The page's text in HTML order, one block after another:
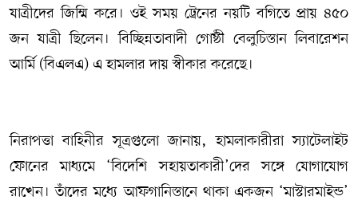
যাত্রীদের জিম্মি করে। ওই সময় ট্রেনের নয়টি বগিতে প্রায় ৪৫০
জন যাত্রী ছিলেন। বিচ্ছিন্নতাবাদী গোষ্ঠী বেলুচিস্তান লিবারেশন
আর্মি (বিএলএ) এ হামলার দায় স্বীকার করেছে।
নিরাপত্তা বাহিনীর সূত্রগুলো জানায়, হামলাকারীরা স্যাটেলাইট
ফোনের মাধ্যমে ‘বিদেশি সহায়তাকারী’দের সঙ্গে যোগাযোগ
রাখেন। তাঁদের মধ্যে আফগানিস্তানে থাকা একজন ‘মাস্টারমাইন্ড’